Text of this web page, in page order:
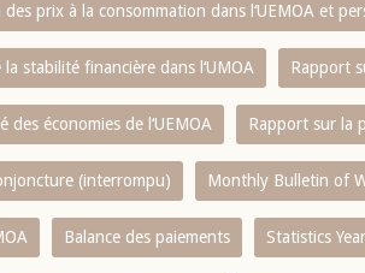
prix à la consommation dans l‘UEMOA et
la stabilité financière dans l‘UMOA Rapport
économies de l‘UEMOA Rapport sur la
(interrompu) Monthly Bulletin of
Balance des paiements Statistics